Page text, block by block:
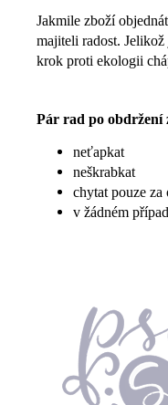
Jakmile zboží
majiteli radost.
krok proti ekologii
Pár rad po obdržení
neťapkat
neškrabkat
chytat pouze za
v žádném